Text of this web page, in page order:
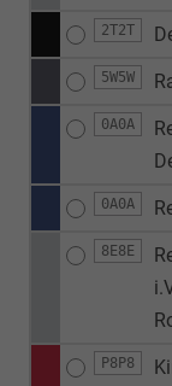
2T2T
5W5W
0A0A
0A0A
8E8E
P8P8